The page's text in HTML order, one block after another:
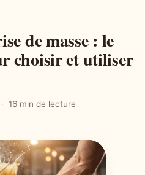
de masse : le
choisir et utiliser
16 min de lecture